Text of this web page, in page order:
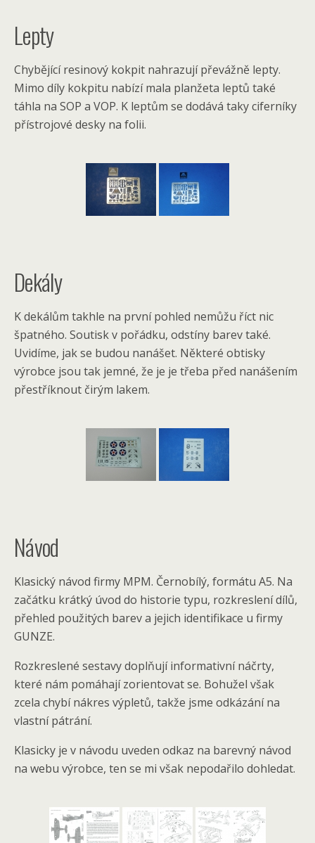
Lepty
Chybějící resinový kokpit nahrazují převážně lepty.
Mimo díly kokpitu nabízí mala planžeta leptů také
táhla na SOP a VOP. K leptům se dodává taky ciferníky
přístrojové desky na folii.
Dekály
K dekálům takhle na první pohled nemůžu říct nic
špatného. Soutisk v pořádku, odstíny barev také.
Uvidíme, jak se budou nanášet. Některé obtisky
výrobce jsou tak jemné, že je je třeba před nanášením
přestříknout čirým lakem.
Návod
Klasický návod firmy MPM. Černobílý, formátu A5. Na
začátku krátký úvod do historie typu, rozkreslení dílů,
přehled použitých barev a jejich identifikace u firmy
GUNZE.
Rozkreslené sestavy doplňují informativní náčrty,
které nám pomáhají zorientovat se. Bohužel však
zcela chybí nákres výpletů, takže jsme odkázání na
vlastní pátrání.
Klasicky je v návodu uveden odkaz na barevný návod
na webu výrobce, ten se mi však nepodařilo dohledat.